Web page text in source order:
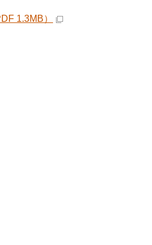
1.3MB）